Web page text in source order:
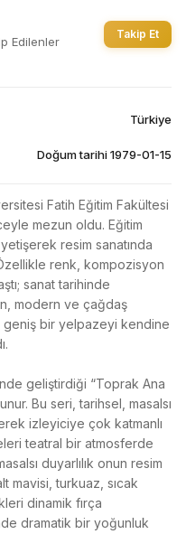
Edilenler
Takip Et
Türkiye
Doğum tarihi 1979-01-15
Fatih Eğitim Fakültesi
mezun oldu. Eğitim
yetişerek resim sanatında
renk, kompozisyon
sanat tarihinde
modern ve çağdaş
geniş bir yelpazeyi kendine
geliştirdiği “Toprak Ana
Bu seri, tarihsel, masalsı
izleyiciye çok katmanlı
teatral bir atmosferde
duyarlılık onun resim
mavisi, turkuaz, sıcak
dinamik fırça
dramatik bir yoğunluk